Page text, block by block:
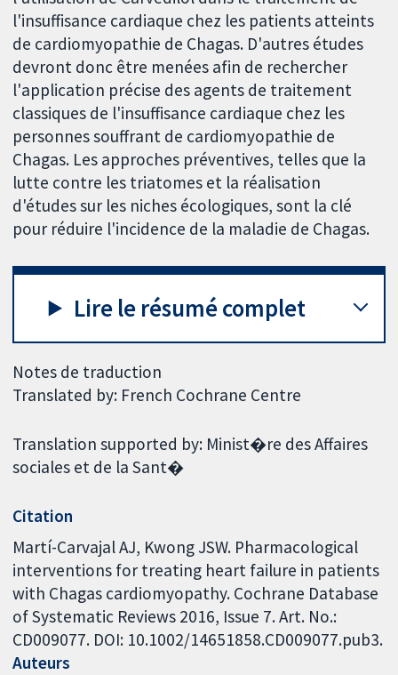
l'insuffisance cardiaque chez les patients atteints
de cardiomyopathie de Chagas. D'autres études
devront donc être menées afin de rechercher
l'application précise des agents de traitement
classiques de l'insuffisance cardiaque chez les
personnes souffrant de cardiomyopathie de
Chagas. Les approches préventives, telles que la
lutte contre les triatomes et la réalisation
d'études sur les niches écologiques, sont la clé
pour réduire l'incidence de la maladie de Chagas.
Lire le résumé complet
Notes de traduction
Translated by: French Cochrane Centre
Translation supported by: Minist�re des Affaires
sociales et de la Sant�
Citation
Martí-Carvajal AJ, Kwong JSW. Pharmacological
interventions for treating heart failure in patients
with Chagas cardiomyopathy. Cochrane Database
of Systematic Reviews 2016, Issue 7. Art. No.:
CD009077. DOI: 10.1002/14651858.CD009077.pub3.
Auteurs